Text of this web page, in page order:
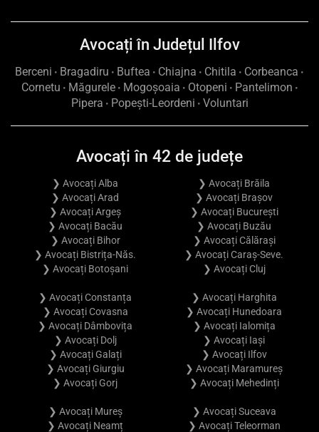
Avocați în Județul Ilfov
Berceni • Bragadiru • Buftea • Chiajna • Chitila • Corbeanca •
Cornetu • Măgurele• Mogoșoaia • Otopeni • Pantelimon •
Pipera • Popești-Leordeni • Voluntari
Avocați în 42 de județe
❯ Avocați Alba
❯ Avocați Arad
❯ Avocați Argeș
❯ Avocați Bacău
❯ Avocați Bihor
❯ Avocați Bistrița-Năs.
❯ Avocați Botoșani
❯ Avocați Brăila
❯ Avocați Brașov
❯ Avocați București
❯ Avocați Buzău
❯ Avocați Călărași
❯ Avocați Caraș-Seve.
❯ Avocați Cluj
❯ Avocați Constanța
❯ Avocați Covasna
❯ Avocați Dâmbovița
❯ Avocați Dolj
❯ Avocați Galați
❯ Avocați Giurgiu
❯ Avocați Gorj
❯ Avocați Harghita
❯ Avocați Hunedoara
❯ Avocați Ialomița
❯ Avocați Iași
❯ Avocați Ilfov
❯ Avocați Maramureș
❯ Avocați Mehedinți
❯ Avocați Mureș
❯ Avocați Neamț
❯ Avocați Suceava
❯ Avocați Teleorman